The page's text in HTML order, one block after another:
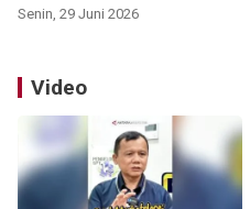
Senin, 29 Juni 2026
Video